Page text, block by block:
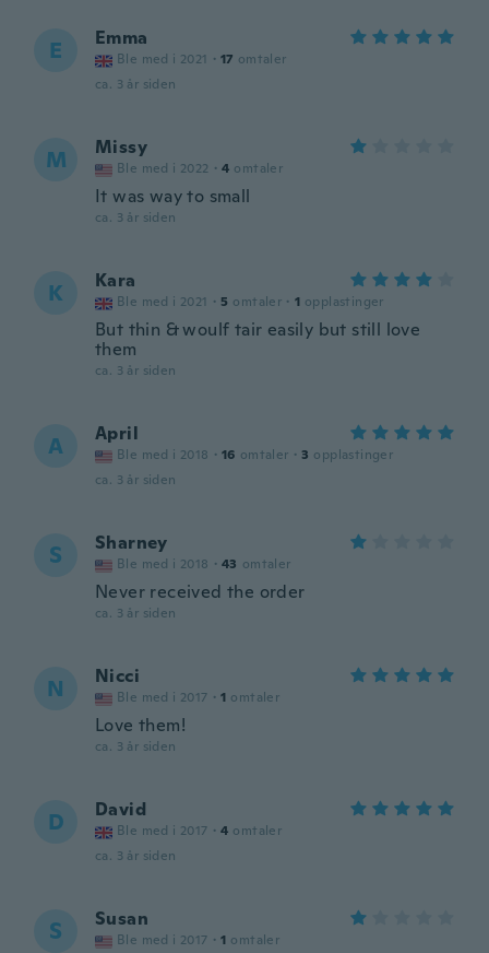
E Emma
Ble med i 2021 · 17 omtaler
ca. 3 år siden
M Missy
Ble med i 2022 · 4 omtaler
It was way to small
ca. 3 år siden
K Kara
Ble med i 2021 · 5 omtaler · 1 opplastinger
But thin & woulf tair easily but still love
them
ca. 3 år siden
A April
Ble med i 2018 · 16 omtaler · 3 opplastinger
ca. 3 år siden
S Sharney
Ble med i 2018 · 43 omtaler
Never received the order
ca. 3 år siden
N Nicci
Ble med i 2017 · 1 omtaler
Love them!
ca. 3 år siden
D David
Ble med i 2017 · 4 omtaler
ca. 3 år siden
S Susan
Ble med i 2017 · 1 omtaler